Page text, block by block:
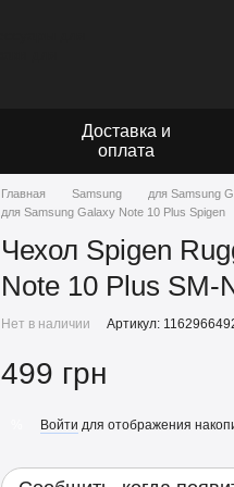
Доставка и
оплата
Главная Samsung
для Samsung
для Samsung Galaxy Note 10 Plus Spigen
Чехол Spigen
Note 10 Plus SM-
Нет в наличии Артикул:
499 грн
Войти для отображения